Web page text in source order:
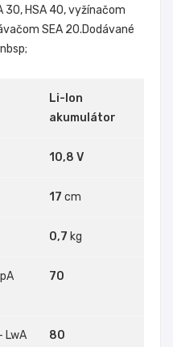
30, HSA 40, vyžínačom
SEA 20.Dodávané
Li-Ion
akumulátor
10,8 V
17 cm
0,7 kg
70
LwA
80